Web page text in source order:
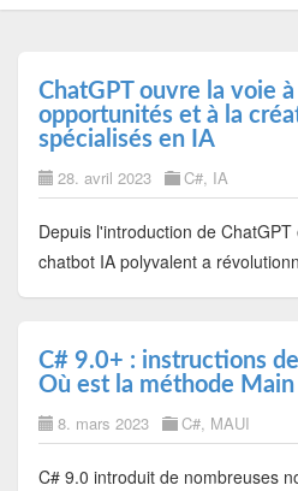
ChatGPT ouvre la voie
opportunités et à la
spécialisés en IA
28. avril 2023 C#, IA
Depuis l'introduction de
chatbot IA polyvalent a
C# 9.0+ : instructions
Où est la méthode Main
8. mars 2023 C#, MAUI
C# 9.0 introduit de nombreuses